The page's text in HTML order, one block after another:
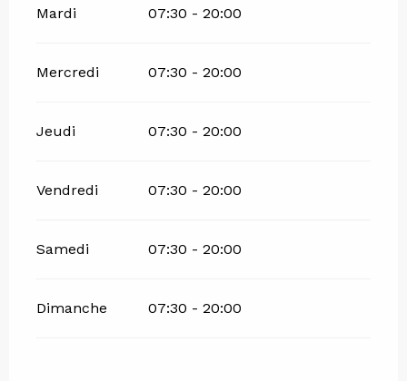
Mardi 07:30 - 20:00
Mercredi 07:30 - 20:00
Jeudi 07:30 - 20:00
Vendredi 07:30 - 20:00
Samedi 07:30 - 20:00
Dimanche 07:30 - 20:00